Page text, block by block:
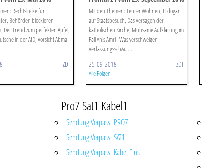
Rechtslücke für
Behörden blockieren
Der Trend zum perfekten Apfel,
in der AfD, Vorsicht Abma
ZDF
Mit den Themen: Teurer Wohnen, Erdogan
auf Staatsbesuch, Das Versagen der
katholischen Kirche, Mühsame Aufklärung im
Fall Anis Amri - Was verschweigen
Verfassungssch&u ...
25-09-2018 ZDF
Alle Folgen
Pro7 Sat1 Kabel1
Sendung Verpasst PRO7
Sendung Verpasst SAT1
Sendung Verpasst Kabel Eins